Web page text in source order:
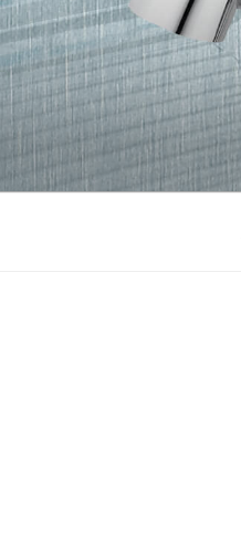
Aller
au
contenu
principal